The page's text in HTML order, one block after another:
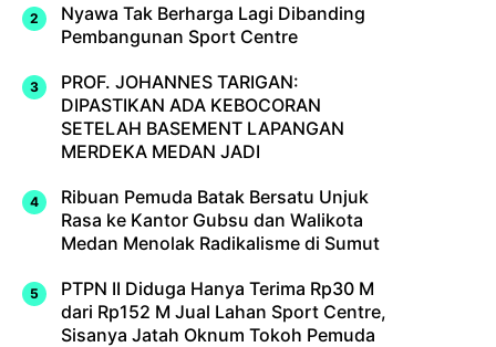
Nyawa Tak Berharga Lagi Dibanding
Pembangunan Sport Centre
PROF. JOHANNES TARIGAN:
DIPASTIKAN ADA KEBOCORAN
SETELAH BASEMENT LAPANGAN
MERDEKA MEDAN JADI
Ribuan Pemuda Batak Bersatu Unjuk
Rasa ke Kantor Gubsu dan Walikota
Medan Menolak Radikalisme di Sumut
PTPN II Diduga Hanya Terima Rp30 M
dari Rp152 M Jual Lahan Sport Centre,
Sisanya Jatah Oknum Tokoh Pemuda